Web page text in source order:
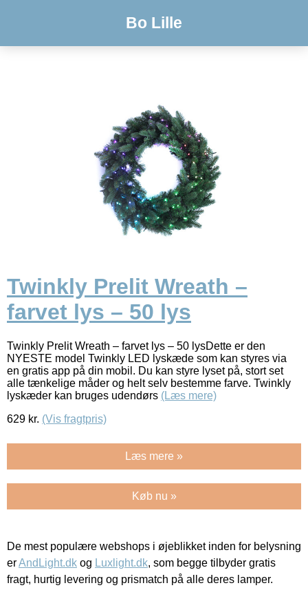
Bo Lille
Twinkly Prelit Wreath –
farvet lys – 50 lys
Twinkly Prelit Wreath – farvet lys – 50 lysDette er den
NYESTE model Twinkly LED lyskæde som kan styres via
en gratis app på din mobil. Du kan styre lyset på, stort set
alle tænkelige måder og helt selv bestemme farve. Twinkly
lyskæder kan bruges udendørs (Læs mere)
629 kr. (Vis fragtpris)
Læs mere »
Køb nu »
De mest populære webshops i øjeblikket inden for belysning
erAndLight.dk og Luxlight.dk, som begge tilbyder gratis
fragt, hurtig levering og prismatch på alle deres lamper.